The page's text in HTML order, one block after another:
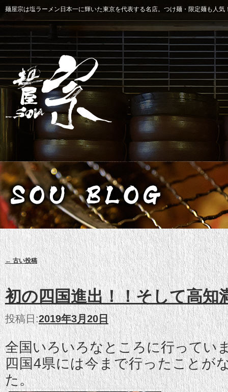
麺屋宗は塩ラーメン日本一に輝いた東京を代表する名店。つけ麺・限定麺も人
投稿ナビゲーション
← 古い投稿
初の四国進出！！そして高知
投稿日:2019年3月20日
全国いろいろなところに行ってい
四国4県には今まで行ったことが
た。